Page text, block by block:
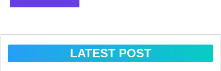
LATEST POST